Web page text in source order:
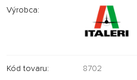
Výrobca:
Kód tovaru: 8702